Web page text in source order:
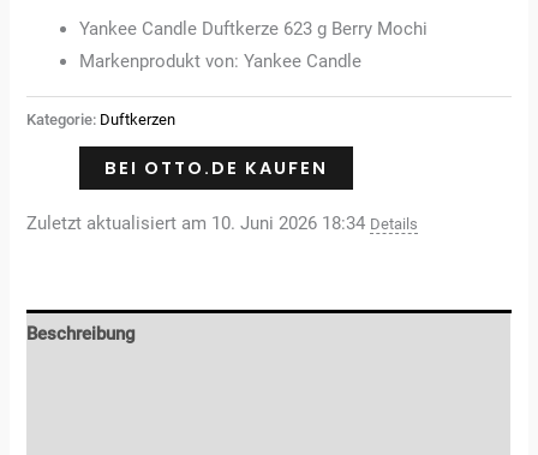
Yankee Candle Duftkerze 623 g Berry Mochi
Markenprodukt von: Yankee Candle
Kategorie: Duftkerzen
BEI OTTO.DE KAUFEN
Zuletzt aktualisiert am 10. Juni 2026 18:34 Details
Beschreibung